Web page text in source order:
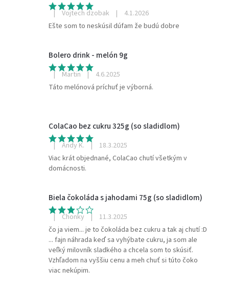
| Vojtech dzobak |
4.1.2026
Ešte som to neskúsil dúfam že budú dobre
Bolero drink - melón 9g
| Martin |
4.6.2025
Táto melónová príchuť je výborná.
ColaCao bez cukru 325g (so sladidlom)
| Andy K. |
18.3.2025
Viac krát objednané, ColaCao chutí všetkým v
domácnosti.
Biela čokoláda s jahodami 75g (so sladidlom)
| Chonky |
11.3.2025
čo ja viem... je to čokoláda bez cukru a tak aj chutí :D
... fajn náhrada keď sa vyhýbate cukru, ja som ale
veľký milovník sladkého a chcela som to skúsiť.
Vzhľadom na vyššiu cenu a meh chuť si túto čoko
viac nekúpim.